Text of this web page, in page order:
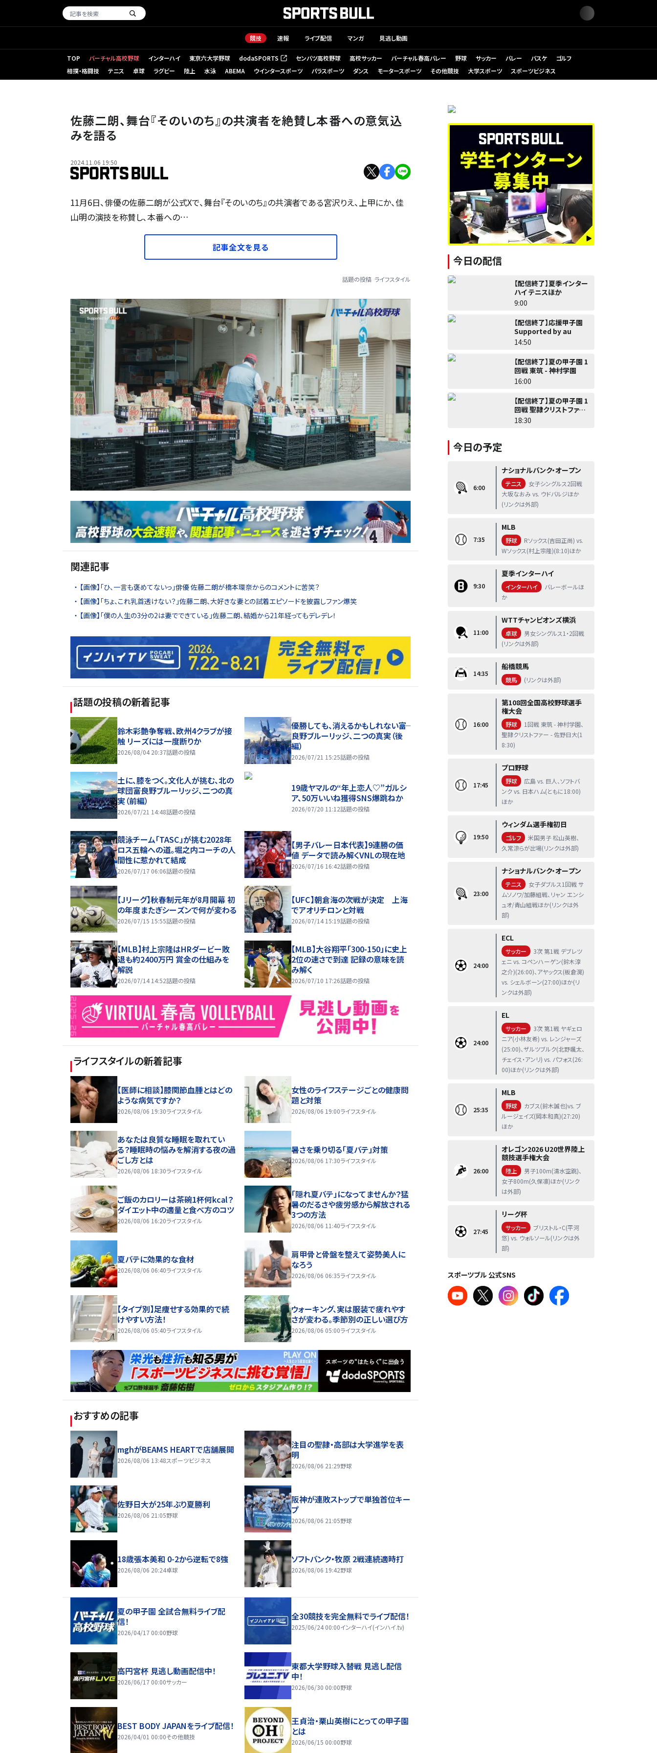
競技 速報 ライブ配信 マンガ 見逃し動画
TOP バーチャル高校野球 インターハイ 東京六大学野球 dodaSPORTS
（新しいタブで開く） センバツ高校野球 高校サッカー バーチャル春高バレー 野球 サッカー バレー バスケ
ゴルフ
相撲・格闘技
テニス 卓球 ラグビー 陸上 水泳 ABEMA ウインタースポーツ パラスポーツ ダンス モータースポーツ その他競技 大学スポーツ スポーツビジネス
佐藤二朗、舞台『そのいのち』の共演者を絶賛し本番への意気込
みを語る
2024.11.06 19:50
11月6日、俳優の佐藤二朗が公式Xで、舞台『そのいのち』の共演者である宮沢りえ、上甲にか、佳
山明の演技を称賛し、本番への…
記事全文を見る
話題の投稿 ライフスタイル
関連記事
【画像】「ひ、一言も褒めてないっ」俳優 佐藤二朗が橋本環奈からのコメントに苦笑？
【画像】「ちょ、これ乳首透けない？」佐藤二朗、大好きな妻との試着エピソードを披露しファン爆笑
【画像】「僕の人生の3分の2は妻でできている」佐藤二朗、結婚から21年経ってもデレデレ！
話題の投稿の新着記事
鈴木彩艶争奪戦、欧州4クラブが接
触 リーズには一度断りか
2026/08/04 20:37話題の投稿
優勝しても、消えるかもしれない――富
良野ブルーリッジ、二つの真実（後
編）
2026/07/21 15:25話題の投稿
土に、膝をつく。文化人が挑む、北の
球団――富良野ブルーリッジ、二つの真
実（前編）
2026/07/21 14:48話題の投稿
19歳ヤマルの“年上恋人♡”ガルシ
ア、50万いいね獲得SNS爆跳ねか
2026/07/20 11:12話題の投稿
競泳チーム「TASC」が挑む2028年
ロス五輪への道。堀之内コーチの人
間性に惹かれて結成
2026/07/17 06:06話題の投稿
【男子バレー日本代表】9連勝の価
値 データで読み解くVNLの現在地
2026/07/16 16:42話題の投稿
【Jリーグ】秋春制元年が8月開幕 初
の年度またぎシーズンで何が変わる
2026/07/15 15:55話題の投稿
【UFC】朝倉海の次戦が決定 上海
でアオリチロンと対戦
2026/07/14 15:19話題の投稿
【MLB】村上宗隆はHRダービー敗
退も約2400万円 賞金の仕組みを
解説
2026/07/14 14:52話題の投稿
【MLB】大谷翔平「300-150」に史上
2位の速さで到達 記録の意味を読
み解く
2026/07/10 17:26話題の投稿
ライフスタイルの新着記事
【医師に相談】膝関節血腫とはどの
ような病気ですか？
2026/08/06 19:30ライフスタイル
女性のライフステージごとの健康問
題と対策
2026/08/06 19:00ライフスタイル
あなたは良質な睡眠を取れてい
る？睡眠時の悩みを解消する夜の過
ごし方とは
2026/08/06 18:30ライフスタイル
暑さを乗り切る「夏バテ」対策
2026/08/06 17:30ライフスタイル
ご飯のカロリーは茶碗1杯何kcal？
ダイエット中の適量と食べ方のコツ
2026/08/06 16:20ライフスタイル
「隠れ夏バテ」になってませんか？猛
暑のだるさや疲労感から解放される
3つの方法
2026/08/06 11:40ライフスタイル
夏バテに効果的な食材
2026/08/06 06:40ライフスタイル
肩甲骨と骨盤を整えて姿勢美人に
なろう
2026/08/06 06:35ライフスタイル
【タイプ別】足痩せする効果的で続
けやすい方法！
2026/08/06 05:40ライフスタイル
ウォーキング、実は服装で疲れやす
さが変わる。季節別の正しい選び方
2026/08/06 05:00ライフスタイル
おすすめの記事
mghがBEAMS HEARTで店舗展開
2026/08/06 13:48スポーツビジネス
注目の聖隷・高部は大学進学を表
明
2026/08/06 21:29野球
佐野日大が25年ぶり夏勝利
2026/08/06 21:05野球
阪神が連敗ストップで単独首位キー
プ
2026/08/06 21:05野球
18歳張本美和 0-2から逆転で8強
2026/08/06 20:24卓球
ソフトバンク・牧原 2戦連続適時打
2026/08/06 19:42野球
夏の甲子園 全試合無料ライブ配
信！
2026/04/17 00:00野球
全30競技を完全無料でライブ配信！
2025/06/24 00:00インターハイ(インハイ.tv)
高円宮杯 見逃し動画配信中！
2026/06/17 00:00サッカー
東都大学野球入替戦 見逃し配信
中！
2026/06/30 00:00野球
BEST BODY JAPANをライブ配信！
2026/04/01 00:00その他競技
王貞治・栗山英樹にとっての甲子園
とは
2026/06/15 00:00野球
今日の配信
【配信終了】夏季インター
ハイ テニスほか
9:00
【配信終了】応援甲子園
Supported by au
14:50
【配信終了】夏の甲子園 1
回戦 東筑 - 神村学園
16:00
【配信終了】夏の甲子園 1
回戦 聖隷クリストファー -
佐野日大
18:30
今日の予定
6:00
ナショナルバンク・オープン
テニス
女子シングルス2回戦
大坂なおみ vs. ウドバルジほか
(リンクは外部)
7:35
MLB
野球
Rソックス(吉田正尚) vs.
Wソックス(村上宗隆)(8:10)ほか
9:30
夏季インターハイ
インターハイ
バレーボールほ
か
11:00
WTTチャンピオンズ横浜
卓球
男女シングルス1・2回戦
(リンクは外部)
14:35
船橋競馬
競馬 (リンクは外部)
16:00
第108回全国高校野球選手
権大会
野球
1回戦 東筑 - 神村学園、
聖隷クリストファー - 佐野日大(1
8:30)
17:45
プロ野球
野球
広島 vs. 巨人、ソフトバ
ンク vs. 日本ハム(ともに18:00)
ほか
19:50
ウィンダム選手権初日
ゴルフ
米国男子 松山英樹、
久常涼らが出場(リンクは外部)
23:00
ナショナルバンク・オープン
テニス
女子ダブルス1回戦 サ
ムソノワ/加藤組戦、リャン エンシ
ュオ/青山組戦ほか(リンクは外
部)
24:00
ECL
サッカー
3次 第1戦 デブレツ
ェニ vs. コペンハーゲン(鈴木淳
之介)(26:00)、アヤックス(板倉滉)
vs. シェルボーン(27:00)ほか(リ
ンクは外部)
24:00
EL
サッカー
3次 第1戦 ヤギェロ
ニア(小林友希) vs. レンジャーズ
(25:00)、ザルツブルク(北野颯太、
チェイス・アンリ) vs. パフォス(26:
00)ほか(リンクは外部)
25:35
MLB
野球
カブス(鈴木誠也)vs. ブ
ルージェイズ(岡本和真)(27:20)
ほか
26:00
オレゴン2026 U20世界陸上
競技選手権大会
陸上
男子100m(清水空跳)、
女子800m(久保凛)ほか(リンク
は外部)
27:45
リーグ杯
サッカー
ブリストル・C(平河
悠) vs. ウォルソール(リンクは外
部)
スポーツブル 公式SNS